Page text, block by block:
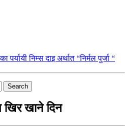
पर्यायी निम्स दाइ अर्थात “निर्मल पुर्जा “
Search
खाने दिन